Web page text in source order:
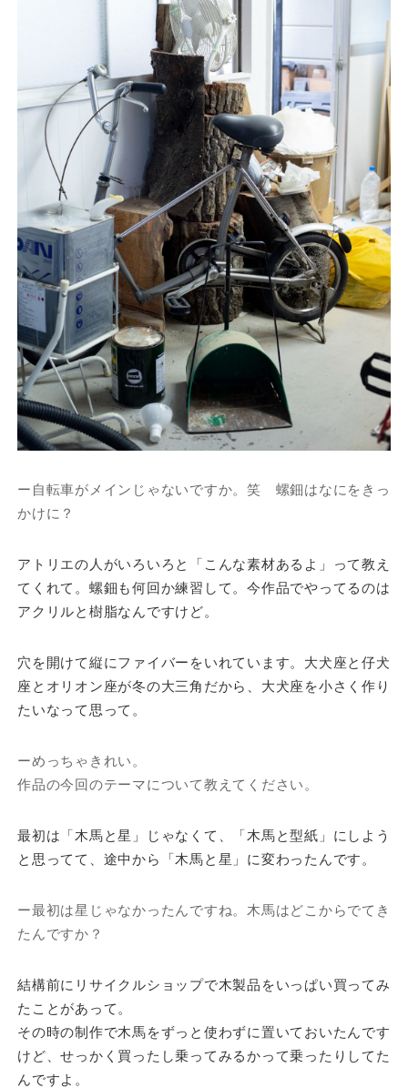
ー自転車がメインじゃないですか。笑 螺鈿はなにをきっ
かけに？
アトリエの人がいろいろと「こんな素材あるよ」って教え
てくれて。螺鈿も何回か練習して。今作品でやってるのは
アクリルと樹脂なんですけど。
穴を開けて縦にファイバーをいれています。大犬座と仔犬
座とオリオン座が冬の大三角だから、大犬座を小さく作り
たいなって思って。
ーめっちゃきれい。
作品の今回のテーマについて教えてください。
最初は「木馬と星」じゃなくて、「木馬と型紙」にしよう
と思ってて、途中から「木馬と星」に変わったんです。
ー最初は星じゃなかったんですね。木馬はどこからでてき
たんですか？
結構前にリサイクルショップで木製品をいっぱい買ってみ
たことがあって。
その時の制作で木馬をずっと使わずに置いておいたんです
けど、せっかく買ったし乗ってみるかって乗ったりしてた
んですよ。